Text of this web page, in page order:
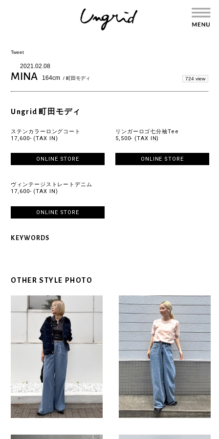
Tweet
2021.02.08
MINA 164cm / 町田モディ 724 view
Ungrid 町田モディ
ステンカラーロングコート
17,600- (TAX IN)
ONLINE STORE
リンガーロゴ七分袖Tee
5,500- (TAX IN)
ONLINE STORE
ヴィンテージストレートデニム
17,600- (TAX IN)
ONLINE STORE
KEYWORDS
OTHER STYLE PHOTO